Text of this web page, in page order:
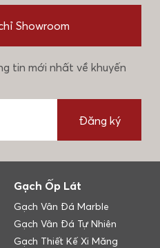
Showroom
tin mới nhất về khuyến
Đăng ký
Gạch Ốp Lát
Gạch Vân Đá Marble
Gạch Vân Đá Tự Nhiên
Gạch Thiết Kế Xi Măng